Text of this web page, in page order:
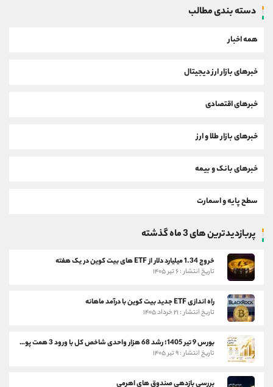
دسته بندی مطالب
همه اخبار
خبرهای بازار ارز دیجیتال
خبرهای اقتصادی
خبرهای بازار طلا و ارز
خبرهای بانک و بیمه
سطح پایه و اسمارت
پربازدیدترین های 3 ماه گذشته
خروج 1.34 میلیارد دلار از ETF های بیت کوین در یک هفته
تاریخ انتشار : ۶ تیر ۱۴۰۵
راه اندازی ETF جدید بیت کوین با درآمد ماهانه
تاریخ انتشار : ۲۱ خرداد ۱۴۰۵
بورس 9 تیر 1405؛ رشد 68 هزار واحدی شاخص کل با ورود 3 همت پول حقیقی
تاریخ انتشار : ۹ تیر ۱۴۰۵
بررسی بازدهی صندوق های اهرمی